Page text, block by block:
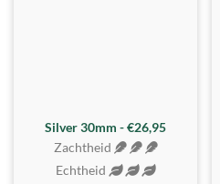
Silver 30mm - €26,95
Zachtheid
Echtheid